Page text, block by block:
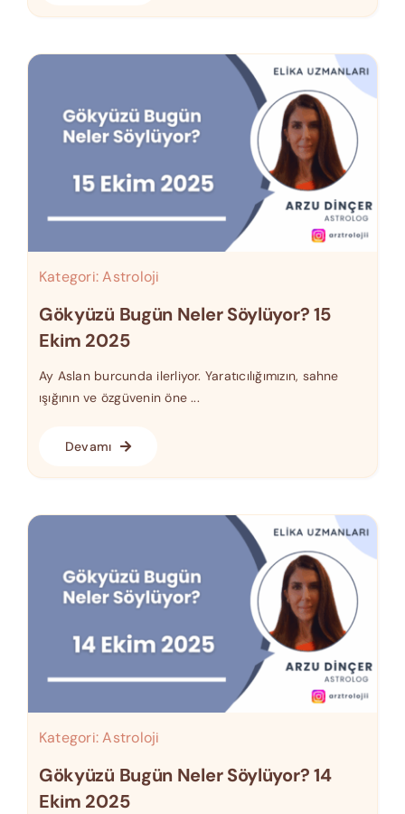
Kategori:Astroloji
Gökyüzü Bugün Neler Söylüyor? 15
Ekim 2025
Ay Aslan burcunda ilerliyor. Yaratıcılığımızın, sahne
ışığının ve özgüvenin öne ...
Devamı
Kategori:Astroloji
Gökyüzü Bugün Neler Söylüyor? 14
Ekim 2025